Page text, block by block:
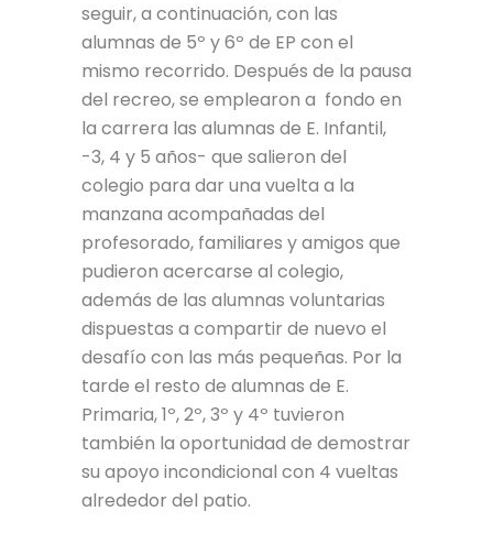
seguir, a continuación, con las
alumnas de 5º y 6º de EP con el
mismo recorrido. Después de la pausa
del recreo, se emplearon a fondo en
la carrera las alumnas de E. Infantil,
-3, 4 y 5 años- que salieron del
colegio para dar una vuelta a la
manzana acompañadas del
profesorado, familiares y amigos que
pudieron acercarse al colegio,
además de las alumnas voluntarias
dispuestas a compartir de nuevo el
desafío con las más pequeñas. Por la
tarde el resto de alumnas de E.
Primaria, 1º, 2º, 3º y 4º tuvieron
también la oportunidad de demostrar
su apoyo incondicional con 4 vueltas
alrededor del patio.